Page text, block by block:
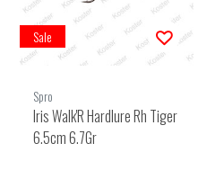
Sale
Spro
Iris Walk'R Hardlure Rh Tiger
6.5cm 6.7Gr